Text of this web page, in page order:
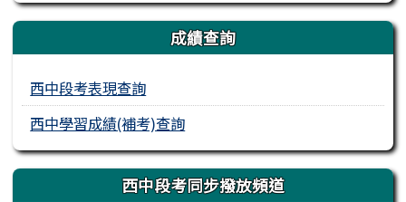
成績查詢
西中段考表現查詢
西中學習成績(補考)查詢
西中段考同步撥放頻道